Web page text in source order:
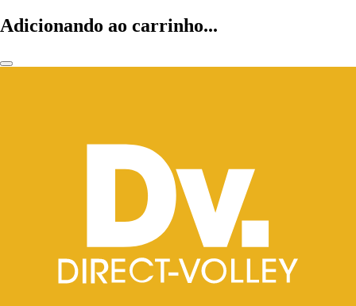
Adicionando ao carrinho...